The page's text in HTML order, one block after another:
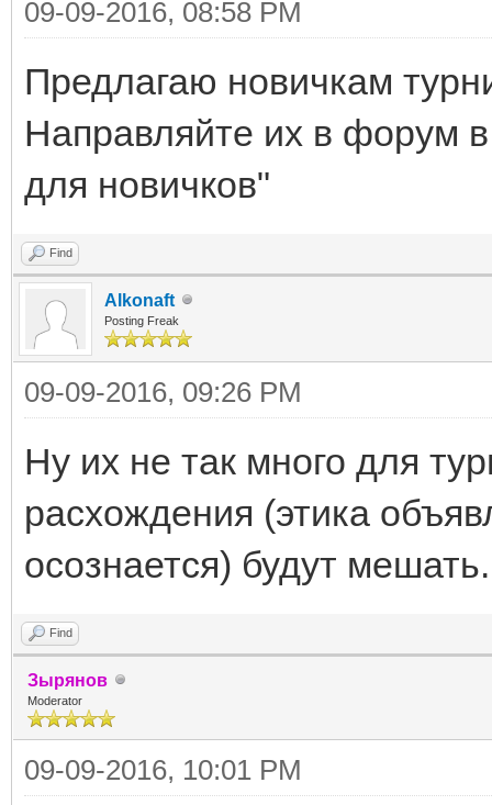
09-09-2016, 08:58 PM
Предлагаю новичкам
Направляйте их в форум
для новичков"
Find
Alkonaft
Posting Freak
09-09-2016, 09:26 PM
Ну их не так много для
расхождения (этика
осознается) будут мешать.
Find
Зырянов
Moderator
09-09-2016, 10:01 PM